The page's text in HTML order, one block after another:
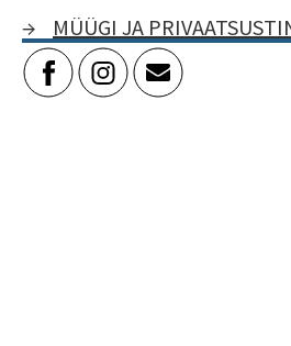
→ MÜÜGI JA